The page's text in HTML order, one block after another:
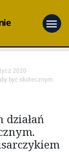
menu
2020
być skutecznym.
działań